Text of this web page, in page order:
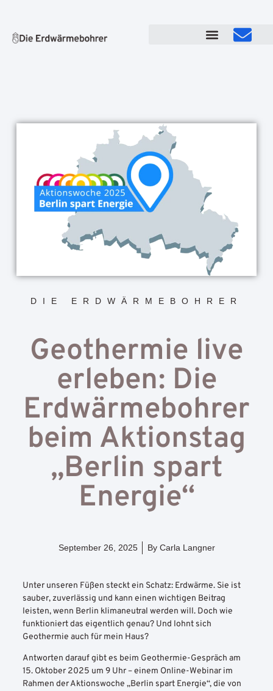
DIE ERDWÄRMEBOHRER
Geothermie live
erleben: Die
Erdwärmebohrer
beim Aktionstag
„Berlin spart
Energie“
September 26, 2025 ByCarla Langner
Unter unseren Füßen steckt ein Schatz: Erdwärme. Sie ist
sauber, zuverlässig und kann einen wichtigen Beitrag
leisten, wenn Berlin klimaneutral werden will. Doch wie
funktioniert das eigentlich genau? Und lohnt sich
Geothermie auch für mein Haus?
Antworten darauf gibt es beim Geothermie-Gespräch am
15. Oktober 2025 um 9 Uhr – einem Online-Webinar im
Rahmen der Aktionswoche „Berlin spart Energie“, die von